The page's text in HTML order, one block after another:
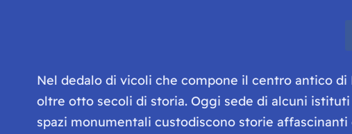
Nel dedalo di vicoli che compone il centro antico
oltre otto secoli di storia. Oggi sede di alcuni
spazi monumentali custodiscono storie